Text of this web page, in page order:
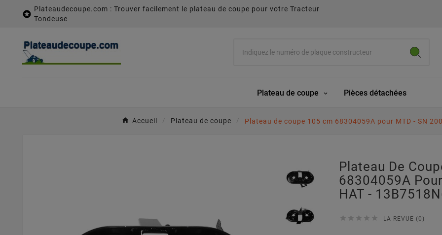

Plateaudecoupe.com : Trouver facilement le plateau de coupe pour votre Tracteur
Tondeuse
Plateau de coupe Pièces détachées
Accueil Plateau de coupe Plateau de coupe 105 cm 68304059A pour MTD - SN
Plateau De
68304059A
HAT -
     LA REVUE (0)